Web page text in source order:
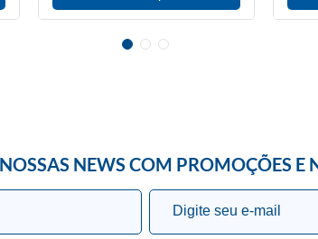
NEWS COM PROMOÇÕES E